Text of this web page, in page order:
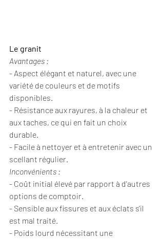
Le granit
Avantages :
- Aspect élégant et naturel, avec une
variété de couleurs et de motifs
disponibles.
- Résistance aux rayures, à la chaleur et
aux taches, ce qui en fait un choix
durable.
- Facile à nettoyer et à entretenir avec un
scellant régulier.
Inconvénients :
- Coût initial élevé par rapport à d'autres
options de comptoir.
- Sensible aux fissures et aux éclats s'il
est mal traité.
- Poids lourd nécessitant une